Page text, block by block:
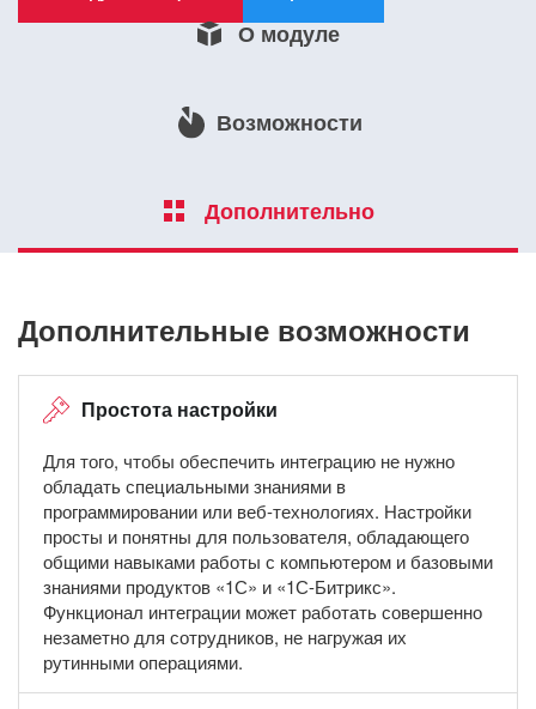
О модуле
Возможности
Дополнительно
Дополнительные возможности
Простота настройки
Для того, чтобы обеспечить интеграцию не нужно
обладать специальными знаниями в
программировании или веб-технологиях. Настройки
просты и понятны для пользователя, обладающего
общими навыками работы с компьютером и базовыми
знаниями продуктов «1С» и «1С-Битрикс».
Функционал интеграции может работать совершенно
незаметно для сотрудников, не нагружая их
рутинными операциями.